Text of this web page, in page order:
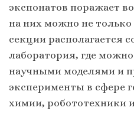
экспонатов поражает
на них можно не
секции располагается
лаборатория, где
научными моделями и
эксперименты в сфере
химии, робототехники